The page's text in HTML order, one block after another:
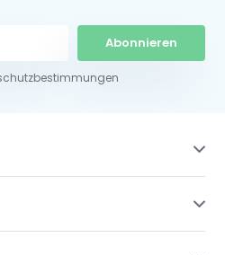
Abonnieren